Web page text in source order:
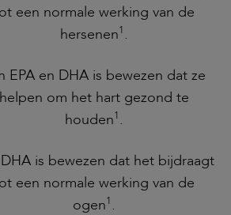
een normale werking van de
hersenen1 .
EPA en DHA is bewezen dat ze
helpen om het hart gezond te
houden1 .
is bewezen dat het bijdraagt
een normale werking van de
ogen1 .